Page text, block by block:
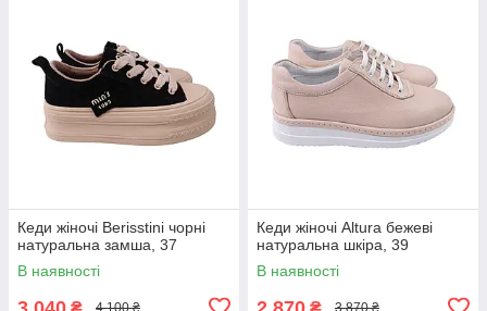
Кеди жіночі Berisstini чорні
натуральна замша, 37
В наявності
Кеди жіночі Altura бежеві
натуральна шкіра, 39
В наявності